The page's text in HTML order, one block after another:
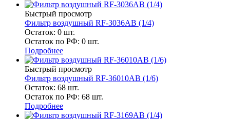
Быстрый просмотр
Фильтр воздушный RF-3036AB (1/4)
Остаток: 0 шт.
Остаток по РФ: 0 шт.
Подробнее
Быстрый просмотр
Фильтр воздушный RF-36010AB (1/6)
Остаток: 68 шт.
Остаток по РФ: 68 шт.
Подробнее